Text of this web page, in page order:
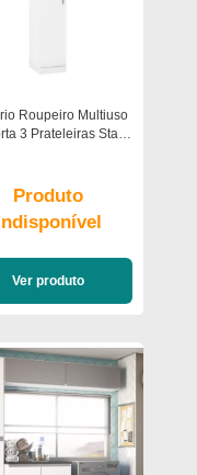
Roupeiro Multiuso
3 Prateleiras Star
Produto
Ver produto